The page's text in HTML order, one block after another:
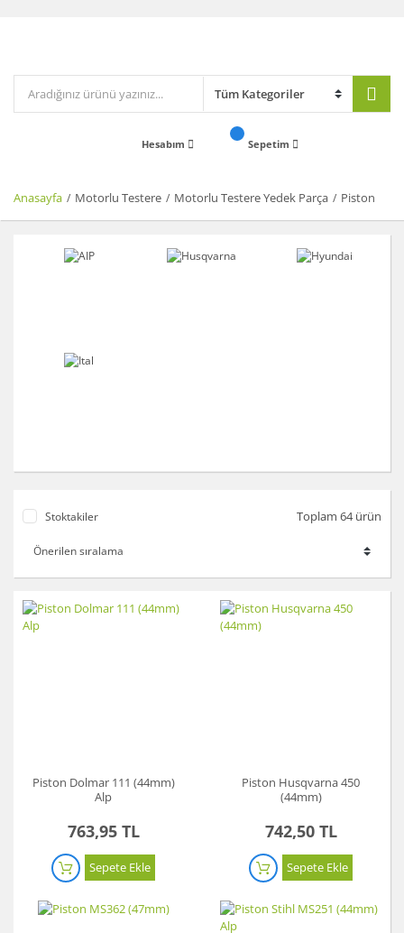
Hesabım Sepetim
Anasayfa Motorlu Testere Motorlu Testere Yedek Parça Piston
Stoktakiler Toplam 64 ürün
Piston Dolmar 111 (44mm)
Alp
763,95 TL
Sepete Ekle
Piston Husqvarna 450
(44mm)
742,50 TL
Sepete Ekle